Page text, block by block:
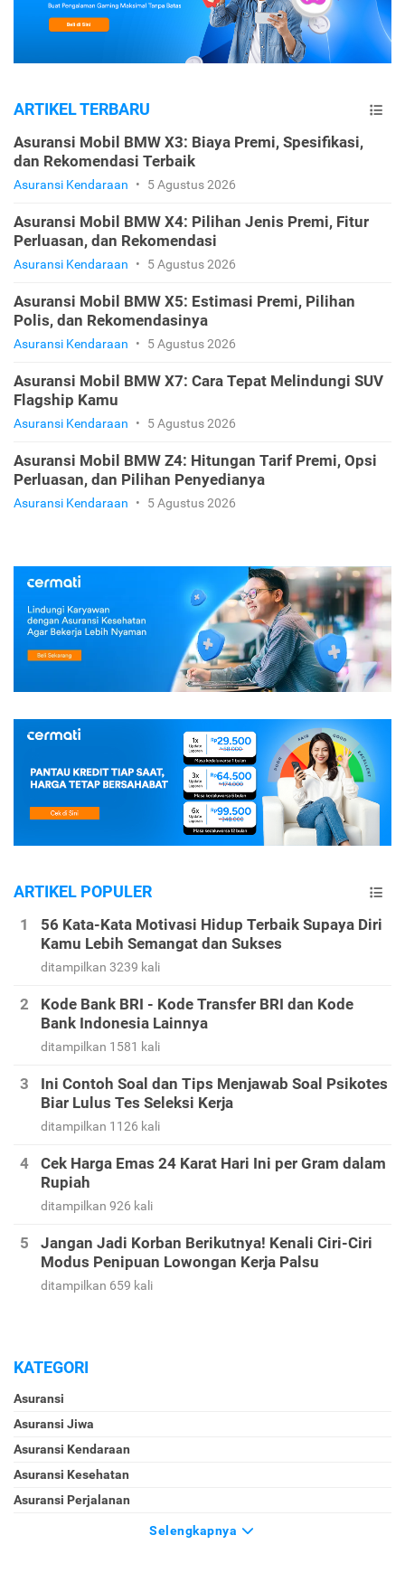
ARTIKEL TERBARU
Asuransi Mobil BMW X3: Biaya Premi, Spesifikasi,
dan Rekomendasi Terbaik
Asuransi Kendaraan • 5 Agustus 2026
Asuransi Mobil BMW X4: Pilihan Jenis Premi, Fitur
Perluasan, dan Rekomendasi
Asuransi Kendaraan • 5 Agustus 2026
Asuransi Mobil BMW X5: Estimasi Premi, Pilihan
Polis, dan Rekomendasinya
Asuransi Kendaraan • 5 Agustus 2026
Asuransi Mobil BMW X7: Cara Tepat Melindungi SUV
Flagship Kamu
Asuransi Kendaraan • 5 Agustus 2026
Asuransi Mobil BMW Z4: Hitungan Tarif Premi, Opsi
Perluasan, dan Pilihan Penyedianya
Asuransi Kendaraan • 5 Agustus 2026
ARTIKEL POPULER
56 Kata-Kata Motivasi Hidup Terbaik Supaya Diri
Kamu Lebih Semangat dan Sukses
ditampilkan 3239 kali
Kode Bank BRI - Kode Transfer BRI dan Kode
Bank Indonesia Lainnya
ditampilkan 1581 kali
Ini Contoh Soal dan Tips Menjawab Soal Psikotes
Biar Lulus Tes Seleksi Kerja
ditampilkan 1126 kali
Cek Harga Emas 24 Karat Hari Ini per Gram dalam
Rupiah
ditampilkan 926 kali
Jangan Jadi Korban Berikutnya! Kenali Ciri-Ciri
Modus Penipuan Lowongan Kerja Palsu
ditampilkan 659 kali
KATEGORI
Asuransi
Asuransi Jiwa
Asuransi Kendaraan
Asuransi Kesehatan
Asuransi Perjalanan
Selengkapnya